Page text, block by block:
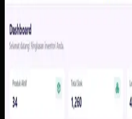
Sebelumnya
admin yang berbeda
stok menipis, barang lambat
Akibatnya keputusan
rekap tambahan yang